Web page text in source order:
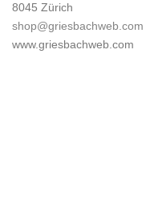
8045 Zürich
shop@griesbachweb.com
www.griesbachweb.com